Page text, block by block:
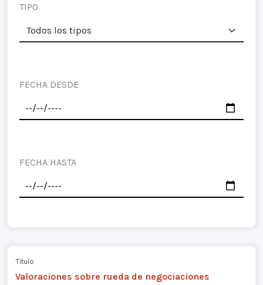
TIPO
FECHA DESDE
FECHA HASTA
Título
Valoraciones sobre rueda de negociaciones